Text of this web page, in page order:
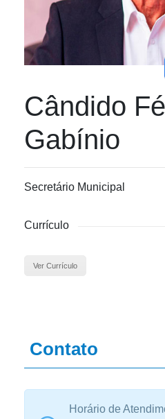
Cândido
Gabínio
Secretário Municipal
Currículo
Ver Currículo
Contato
Horário de